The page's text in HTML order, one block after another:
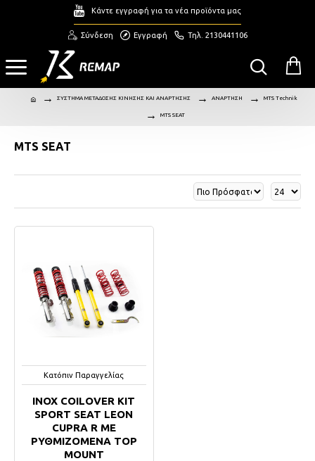
Κάντε εγγραφή για τα νέα προϊόντα μας
Σύνδεση Εγγραφή Τηλ. 2130441106
ΣΥΣΤΗΜΑ ΜΕΤΑΔΟΣΗΣ ΚΙΝΗΣΗΣ ΚΑΙ ΑΝΑΡΤΗΣΗΣ ΑΝΑΡΤΗΣΗ MTS Technik
MTS SEAT
MTS SEAT
Κατόπιν Παραγγελίας
INOX COILOVER KIT
SPORT SEAT LEON
CUPRA R ΜΕ
ΡΥΘΜΙΖΟΜΕΝΑ TOP
MOUNT